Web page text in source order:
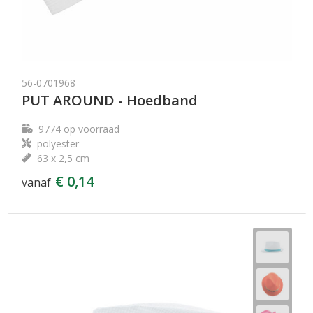
56-0701968
PUT AROUND - Hoedband
9774op voorraad
polyester
63 x 2,5 cm
vanaf € 0,14